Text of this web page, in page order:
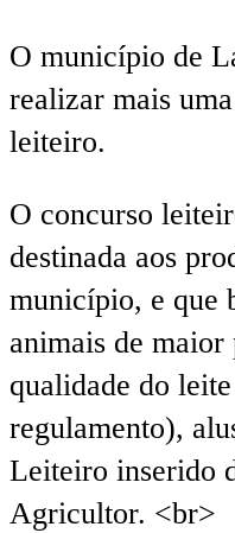
O município de
realizar mais
leiteiro.
O concurso
destinada aos
município, e que
animais de
qualidade do
regulamento),
Leiteiro inserido
Agricultor. <br>